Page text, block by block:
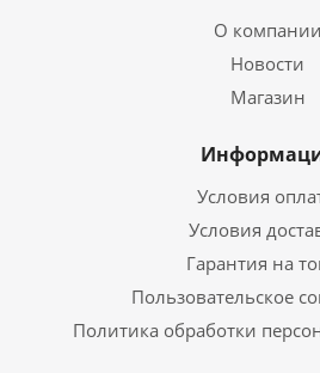
О компании
Новости
Магазин
Условия
Условия
Гарантия на
Пользовательское
Политика обработки